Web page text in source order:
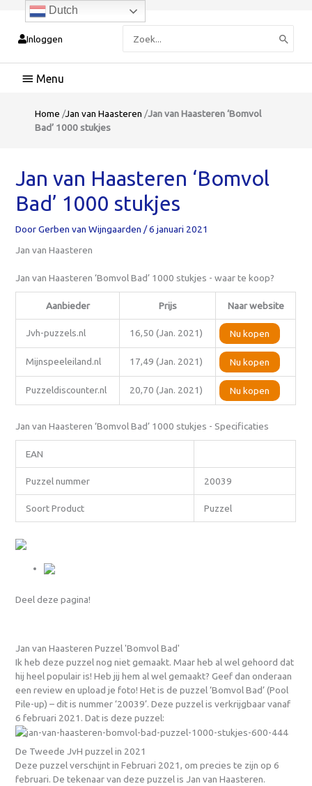
Inloggen
naar:
Hoofdmenu
Home /Jan van Haasteren /Jan van Haasteren ‘Bomvol
Bad’ 1000 stukjes
Jan van Haasteren ‘Bomvol
Bad’ 1000 stukjes
DoorGerben van Wijngaarden /6 januari 2021
Jan van Haasteren
Jan van Haasteren ‘Bomvol Bad’ 1000 stukjes - waar te koop?
Aanbieder Prijs Naar website
Jvh-puzzels.nl 16,50 (Jan. 2021) Nu kopen
Mijnspeeleiland.nl 17,49 (Jan. 2021) Nu kopen
Puzzeldiscounter.nl 20,70 (Jan. 2021) Nu kopen
Jan van Haasteren ‘Bomvol Bad’ 1000 stukjes - Specificaties
EAN
Puzzel nummer 20039
Soort Product Puzzel
Deel deze pagina!
Jan van Haasteren Puzzel 'Bomvol Bad'
Ik heb deze puzzel nog niet gemaakt. Maar heb al wel gehoord dat
hij heel populair is! Heb jij hem al wel gemaakt? Geef dan onderaan
een review en upload je foto! Het is de puzzel ‘Bomvol Bad’ (Pool
Pile-up) – dit is nummer ‘20039’. Deze puzzel is verkrijgbaar vanaf
6 februari 2021. Dat is deze puzzel:
De Tweede JvH puzzel in 2021
Deze puzzel verschijnt in Februari 2021, om precies te zijn op 6
februari. De tekenaar van deze puzzel is Jan van Haasteren.
Dutch